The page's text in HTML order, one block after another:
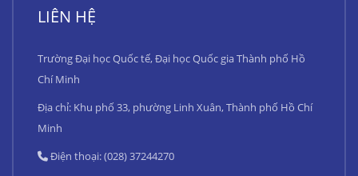
LIÊN HỆ
Trường Đại học Quốc tế, Đại học Quốc gia Thành phố Hồ
Chí Minh
Địa chỉ: Khu phố 33, phường Linh Xuân, Thành phố Hồ Chí
Minh
Điện thoại: (028) 37244270